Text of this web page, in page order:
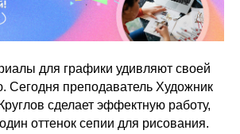
для графики удивляют своей
Сегодня преподаватель Художник
сделает эффектную работу,
оттенок сепии для рисования.